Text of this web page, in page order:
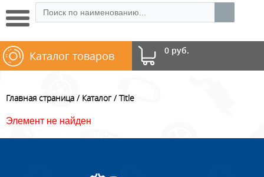
0 руб.
Каталог товаров
Главная страница Каталог Title
Элемент не найден